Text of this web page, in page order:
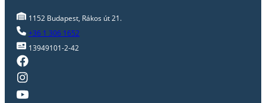
1152 Budapest, Rákos út 21.
+36 1 306 1652
13949101-2-42